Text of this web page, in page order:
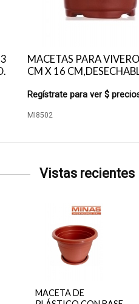
MACETAS PARA
CM X 16
Regístrate para ver $
MI8502
Vistas recientes
MACETA DE